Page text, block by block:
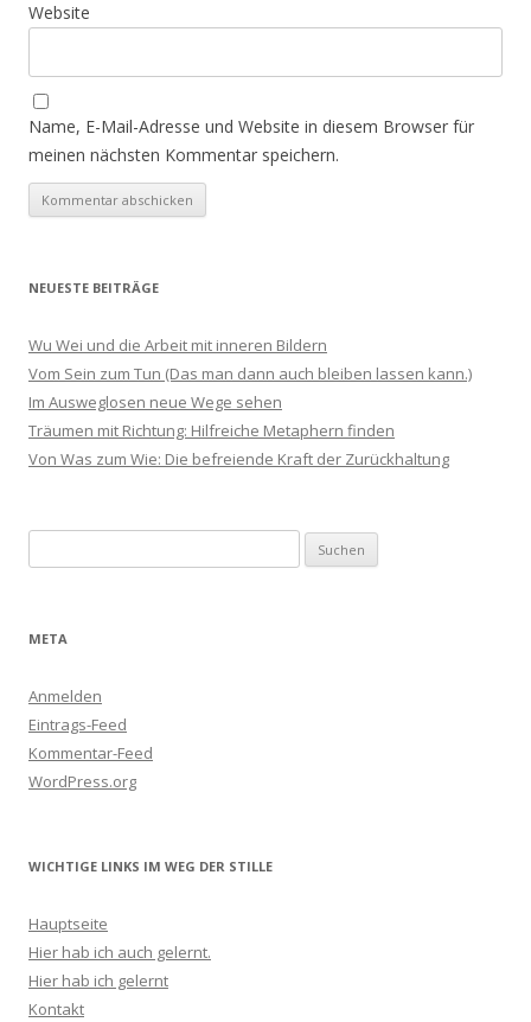
Website
Name, E-Mail-Adresse und Website in diesem Browser für
meinen nächsten Kommentar speichern.
NEUESTE BEITRÄGE
Wu Wei und die Arbeit mit inneren Bildern
Vom Sein zum Tun (Das man dann auch bleiben lassen kann.)
Im Ausweglosen neue Wege sehen
Träumen mit Richtung: Hilfreiche Metaphern finden
Von Was zum Wie: Die befreiende Kraft der Zurückhaltung
nach:
META
Anmelden
Eintrags-Feed
Kommentar-Feed
WordPress.org
WICHTIGE LINKS IM WEG DER STILLE
Hauptseite
Hier hab ich auch gelernt.
Hier hab ich gelernt
Kontakt